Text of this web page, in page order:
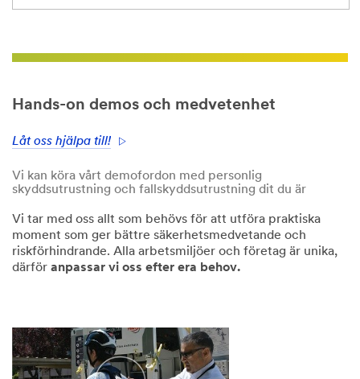
Hands-on demos och medvetenhet
Låt oss hjälpa till!
Vi kan köra vårt demofordon med personlig
skyddsutrustning och fallskyddsutrustning dit du är
Vi tar med oss allt som behövs för att utföra praktiska
moment som ger bättre säkerhetsmedvetande och
riskförhindrande. Alla arbetsmiljöer och företag är unika,
därför anpassar vi oss efter era behov.